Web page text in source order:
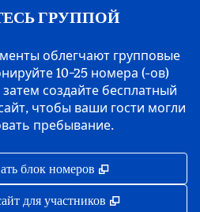
ГРУППОЙ
облегчают групповые
10−25 номера (-ов)
создайте бесплатный
чтобы ваши гости могли
пребывание.
блок номеров ,
для участников ,